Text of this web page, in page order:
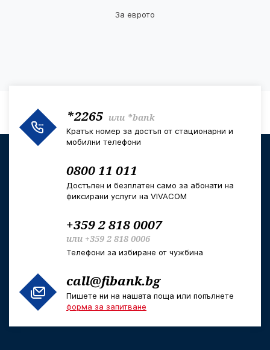
За еврото
*2265 или *bank
Кратък номер за достъп от стационарни и
мобилни телефони
0800 11 011
Достъпен и безплатен само за абонати на
фиксирани услуги на VIVACOM
+359 2 818 0007
или +359 2 818 0006
Телефони за избиране от чужбина
call@fibank.bg
Пишете ни на нашата поща или попълнете
форма за запитване